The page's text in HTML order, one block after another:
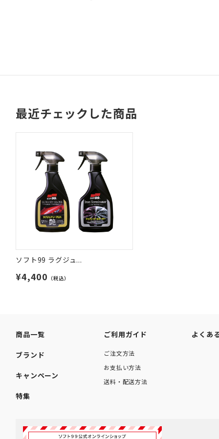
最近チェックした商品
ソフト99 ラグジュ...
¥4,400 （税込）
商品一覧
ブランド
キャンペーン
特集
ご利用ガイド
ご注文方法
お支払い方法
送料・配送方法
よくあ